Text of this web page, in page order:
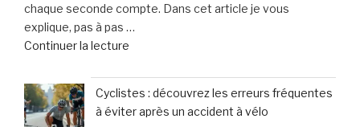
personnalisé
et
chaque seconde compte. Dans cet article je vous
explique, pas à pas …
Continuer la lecture
votre
chien
halète,
Cyclistes : découvrez les erreurs fréquentes
à éviter après un accident à vélo